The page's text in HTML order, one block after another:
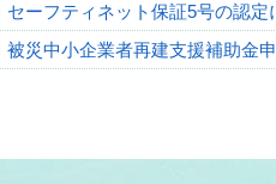
セーフティネット保証5号の認定
被災中小企業者再建支援補助金